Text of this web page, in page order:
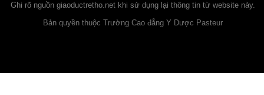
Ghi rõ nguồn giaoductretho.netkhi sử dụng lại thông tin từ website này.
Bản quyền thuộc Trường Cao đẳng Y Dược Pasteur